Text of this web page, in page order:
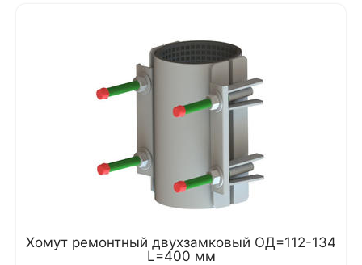
Хомут ремонтный двухзамковый ОД=112-134
L=400 мм